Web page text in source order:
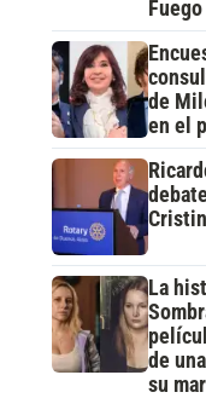
Fuego
de
en el
La
de
su